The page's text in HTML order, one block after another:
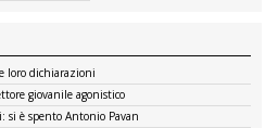
loro dichiarazioni
giovanile agonistico
è spento Antonio Pavan